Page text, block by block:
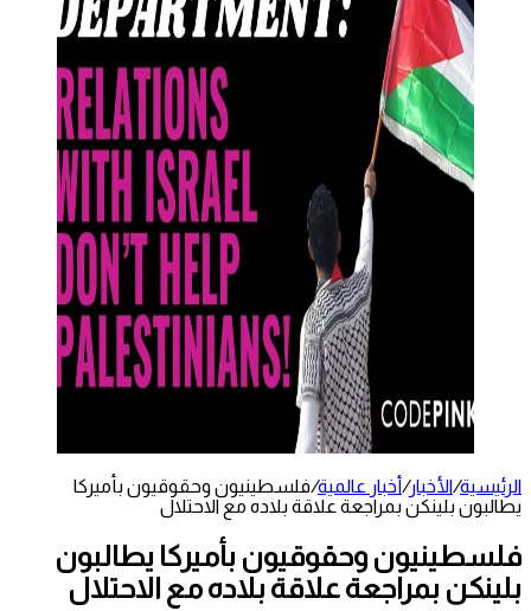
الرئيسية/الأخبار/أخبار عالمية/فلسطينيون وحقوقيون بأميركا
يطالبون بلينكن بمراجعة علاقة بلاده مع الاحتلال
فلسطينيون وحقوقيون بأميركا يطالبون
بلينكن بمراجعة علاقة بلاده مع الاحتلال